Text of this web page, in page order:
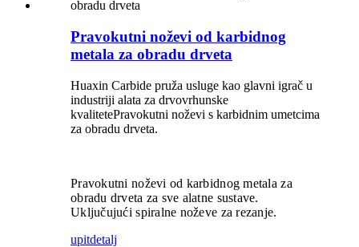
Pravokutni noževi od karbidnog
metala za obradu drveta
Huaxin Carbide pruža usluge kao glavni igrač u
industriji alata za drvovrhunske
kvalitetePravokutni noževi s karbidnim umetcima
za obradu drveta.
Pravokutni noževi od karbidnog metala za
obradu drveta za sve alatne sustave.
Uključujući spiralne noževe za rezanje.
upitdetalj